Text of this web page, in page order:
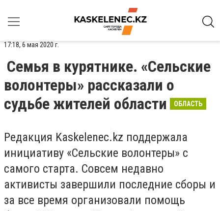
17:18, 6 мая 2020 г.
Семья в курятнике. «Сельские
волонтеры» рассказали о
судьбе жителей области
ОБЛАСТЬ
Редакция Kaskelenec. kz поддержала
инициативу «Сельские волонтеры» с
самого старта. Совсем недавно
активисты завершили последние сборы и
за все время организовали помощь